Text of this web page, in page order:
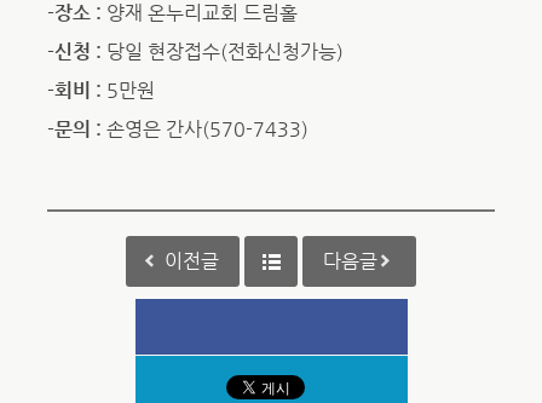
-장소 : 양재 온누리교회 드림홀
-신청 : 당일 현장접수(전화신청가능)
-회비 : 5만원
-문의 : 손영은 간사(570-7433)
이전글 다음글